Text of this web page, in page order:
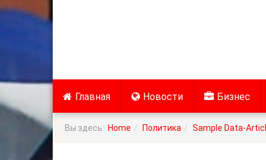
Главная Новости Бизнес
Вы здесь: Home Политика Sample Data-